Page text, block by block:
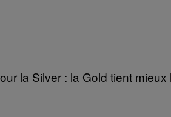
la Silver : la Gold tient mieux